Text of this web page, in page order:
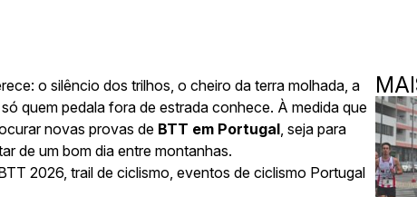
o silêncio dos trilhos, o cheiro da terra molhada, a
quem pedala fora de estrada conhece. À medida que
novas provas de BTT em Portugal, seja para
de um bom dia entre montanhas.
2026, trail de ciclismo, eventos de ciclismo Portugal